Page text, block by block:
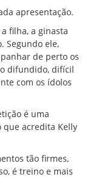
apresentação.
filha, a ginasta
Segundo ele,
de perto os
difundido, difícil
com os ídolos
é uma
que acredita Kelly
tão firmes,
é treino e mais